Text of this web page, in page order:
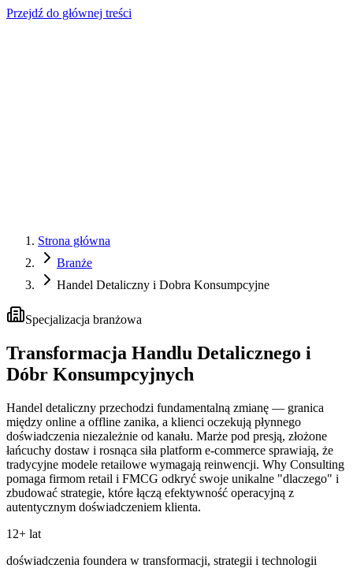
Przejdź do głównej treści
Strona główna
Branże
Handel Detaliczny i Dobra Konsumpcyjne
Specjalizacja branżowa
Transformacja Handlu Detalicznego i
Dóbr Konsumpcyjnych
Handel detaliczny przechodzi fundamentalną zmianę — granica
między online a offline zanika, a klienci oczekują płynnego
doświadczenia niezależnie od kanału. Marże pod presją, złożone
łańcuchy dostaw i rosnąca siła platform e-commerce sprawiają, że
tradycyjne modele retailowe wymagają reinwencji. Why Consulting
pomaga firmom retail i FMCG odkryć swoje unikalne "dlaczego" i
zbudować strategie, które łączą efektywność operacyjną z
autentycznym doświadczeniem klienta.
12+ lat
doświadczenia foundera w transformacji, strategii i technologii